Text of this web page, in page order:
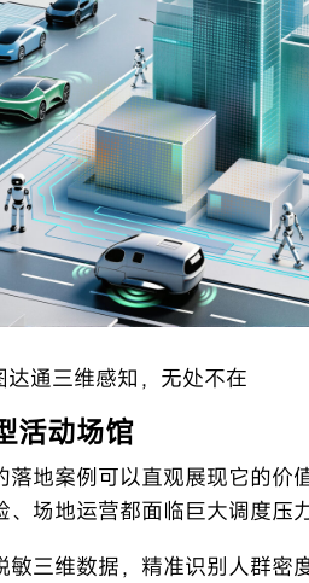
达通三维感知，无处不在
活动场馆
地案例可以直观展现它的价
场地运营都面临巨大调度压力
三维数据，精准识别人群密